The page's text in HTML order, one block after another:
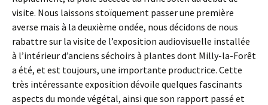
visite. Nous laissons stoïquement passer une première
averse mais à la deuxième ondée, nous décidons de nous
rabattre sur la visite de l’exposition audiovisuelle installée
à l’intérieur d’anciens séchoirs à plantes dont Milly-la-Forêt
a été, et est toujours, une importante productrice. Cette
très intéressante exposition dévoile quelques fascinants
aspects du monde végétal, ainsi que son rapport passé et